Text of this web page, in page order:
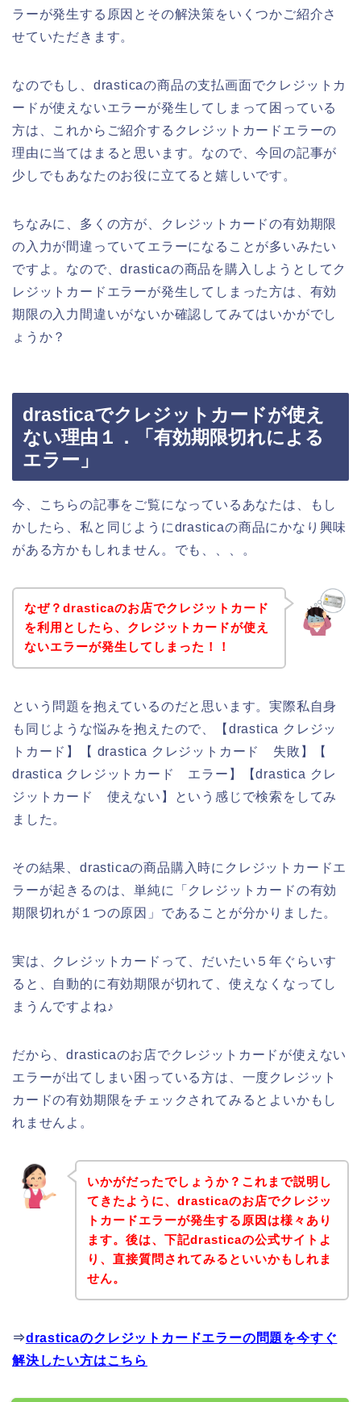
ラーが発生する原因とその解決策をいくつかご紹介さ
せていただきます。
なのでもし、drasticaの商品の支払画面でクレジットカ
ードが使えないエラーが発生してしまって困っている
方は、これからご紹介するクレジットカードエラーの
理由に当てはまると思います。なので、今回の記事が
少しでもあなたのお役に立てると嬉しいです。
ちなみに、多くの方が、クレジットカードの有効期限
の入力が間違っていてエラーになることが多いみたい
ですよ。なので、drasticaの商品を購入しようとしてク
レジットカードエラーが発生してしまった方は、有効
期限の入力間違いがないか確認してみてはいかがでし
ょうか？
drasticaでクレジットカードが使え
ない理由１．「有効期限切れによる
エラー」
今、こちらの記事をご覧になっているあなたは、もし
かしたら、私と同じようにdrasticaの商品にかなり興味
がある方かもしれません。でも、、、。
なぜ？drasticaのお店でクレジットカード
を利用としたら、クレジットカードが使え
ないエラーが発生してしまった！！
という問題を抱えているのだと思います。実際私自身
も同じような悩みを抱えたので、【drastica クレジッ
トカード】【 drastica クレジットカード 失敗】【
drastica クレジットカード エラー】【drastica クレ
ジットカード 使えない】という感じで検索をしてみ
ました。
その結果、drasticaの商品購入時にクレジットカードエ
ラーが起きるのは、単純に「クレジットカードの有効
期限切れが１つの原因」であることが分かりました。
実は、クレジットカードって、だいたい５年ぐらいす
ると、自動的に有効期限が切れて、使えなくなってし
まうんですよね♪
だから、drasticaのお店でクレジットカードが使えない
エラーが出てしまい困っている方は、一度クレジット
カードの有効期限をチェックされてみるとよいかもし
れませんよ。
いかがだったでしょうか？これまで説明し
てきたように、drasticaのお店でクレジッ
トカードエラーが発生する原因は様々あり
ます。後は、下記drasticaの公式サイトよ
り、直接質問されてみるといいかもしれま
せん。
⇒drasticaのクレジットカードエラーの問題を今すぐ
解決したい方はこちら